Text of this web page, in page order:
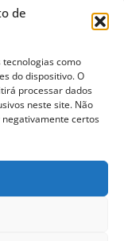
de
como
do dispositivo. O
processar dados
neste site. Não
certos